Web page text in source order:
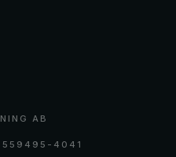
AB
559495-4041